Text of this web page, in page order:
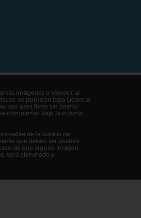
o vídeos), al
se publican bajo Licencia
uso para fines sin ánimo
compartan bajo la misma
de la subida de
que deben ser usados
de que alguna imagen,
será eliminado y